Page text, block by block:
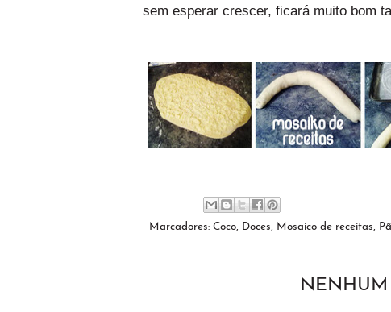
sem esperar crescer, ficará muito bom
Marcadores: Coco, Doces, Mosaico de receitas,
NENHUM